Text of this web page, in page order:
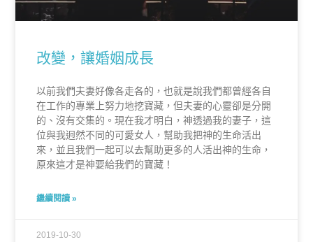
改變，讓婚姻成長
以前我們夫妻好像各走各的，也就是說我們都曾經各自
在工作的專業上努力地挖寶藏，但夫妻的心靈卻是分開
的、沒有交集的。現在我才明白，神透過我的妻子，這
位與我迥然不同的可愛女人，幫助我把神的生命活出
來，並且我們一起可以去幫助更多的人活出神的生命，
原來這才是神要給我們的寶藏！
繼續閱讀 »
2019-10-30